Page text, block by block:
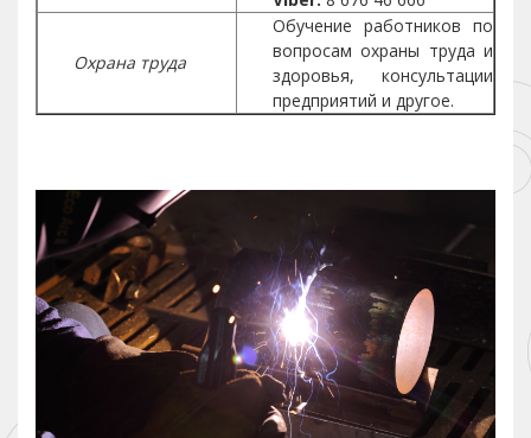
Охрана труда
Обучение работников по
вопросам охраны труда и
здоровья, консультации
предприятий и другое.